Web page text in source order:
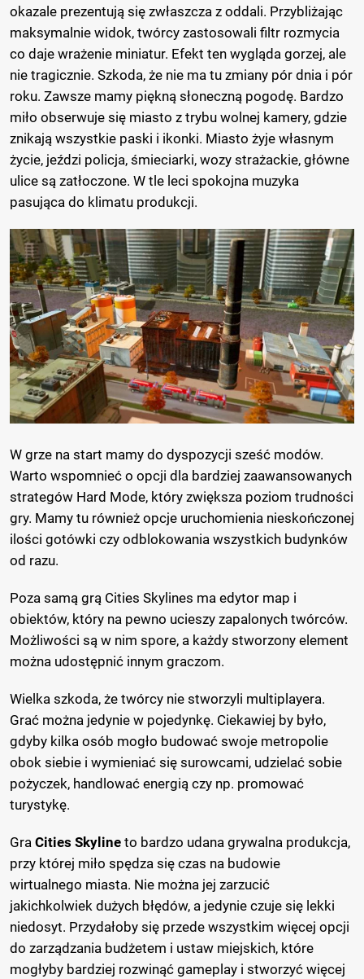
okazale prezentują się zwłaszcza z oddali. Przybliżając
maksymalnie widok, twórcy zastosowali filtr rozmycia
co daje wrażenie miniatur. Efekt ten wygląda gorzej, ale
nie tragicznie. Szkoda, że nie ma tu zmiany pór dnia i pór
roku. Zawsze mamy piękną słoneczną pogodę. Bardzo
miło obserwuje się miasto z trybu wolnej kamery, gdzie
znikają wszystkie paski i ikonki. Miasto żyje własnym
życie, jeździ policja, śmieciarki, wozy strażackie, główne
ulice są zatłoczone. W tle leci spokojna muzyka
pasująca do klimatu produkcji.
W grze na start mamy do dyspozycji sześć modów.
Warto wspomnieć o opcji dla bardziej zaawansowanych
strategów Hard Mode, który zwiększa poziom trudności
gry. Mamy tu również opcje uruchomienia nieskończonej
ilości gotówki czy odblokowania wszystkich budynków
od razu.
Poza samą grą Cities Skylines ma edytor map i
obiektów, który na pewno ucieszy zapalonych twórców.
Możliwości są w nim spore, a każdy stworzony element
można udostępnić innym graczom.
Wielka szkoda, że twórcy nie stworzyli multiplayera.
Grać można jedynie w pojedynkę. Ciekawiej by było,
gdyby kilka osób mogło budować swoje metropolie
obok siebie i wymieniać się surowcami, udzielać sobie
pożyczek, handlować energią czy np. promować
turystykę.
Gra Cities Skyline to bardzo udana grywalna produkcja,
przy której miło spędza się czas na budowie
wirtualnego miasta. Nie można jej zarzucić
jakichkolwiek dużych błędów, a jedynie czuje się lekki
niedosyt. Przydałoby się przede wszystkim więcej opcji
do zarządzania budżetem i ustaw miejskich, które
mogłyby bardziej rozwinąć gameplay i stworzyć więcej